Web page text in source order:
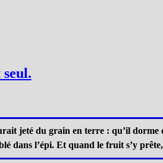
jeté du grain en terre : qu’il dorme
dans l’épi. Et quand le fruit s’y